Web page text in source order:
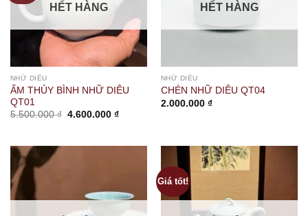
HẾT HÀNG
NHỮ DIÊU
ẤM THỦY BÌNH NHỮ DIÊU
QT01
5.500.000₫ Giá
4.600.000 ₫Giá
HẾT HÀNG
NHỮ DIÊU
CHÉN NHỮ DIÊU QT04
2.000.000 ₫
Giá tốt!